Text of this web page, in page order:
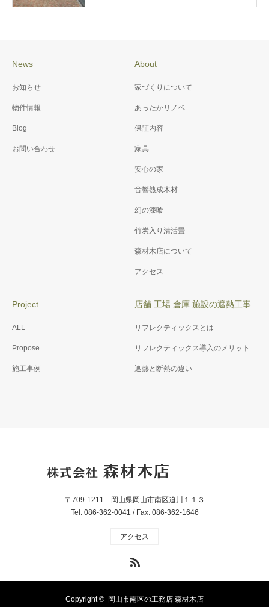
News
お知らせ
物件情報
Blog
お問い合わせ
About
家づくりについて
あったかリノベ
保証内容
家具
安心の家
音響熟成木材
幻の漆喰
竹炭入り清活畳
森材木店について
アクセス
Project
ALL
Propose
施工事例
.
店舗 工場 倉庫 施設の遮熱工事
リフレクティックスとは
リフレクティックス導入のメリット
遮熱と断熱の違い
〒709-1211 岡山県岡山市南区迫川１１３
Tel. 086-362-0041 / Fax. 086-362-1646
アクセス
Copyright © 岡山市南区の工務店 森材木店